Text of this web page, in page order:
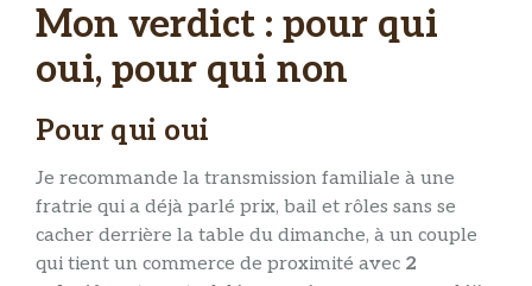
Mon verdict : pour qui
oui, pour qui non
Pour qui oui
Je recommande la transmission familiale à une
fratrie qui a déjà parlé prix, bail et rôles sans se
cacher derrière la table du dimanche, à un couple
qui tient un commerce de proximité avec 2